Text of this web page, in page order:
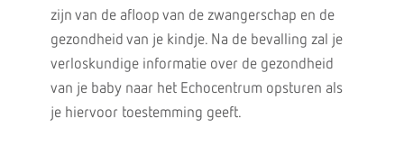
zijn van de afloop van de zwangerschap en de
gezondheid van je kindje. Na de bevalling zal je
verloskundige informatie over de gezondheid
van je baby naar het Echocentrum opsturen als
je hiervoor toestemming geeft.